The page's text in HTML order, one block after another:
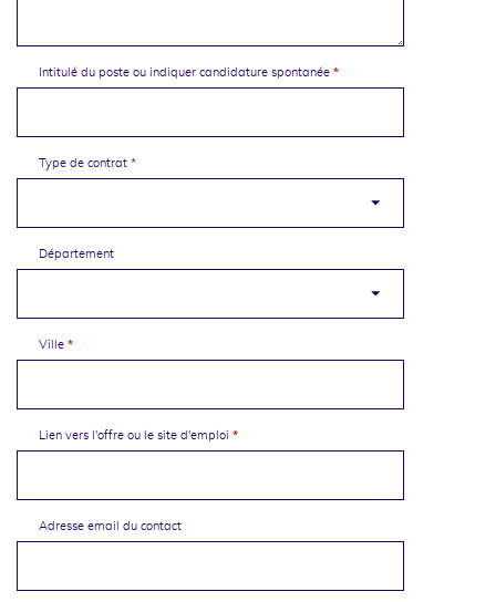
Intitulé du poste ou indiquer candidature spontanée
Type de contrat *
Département
Ville
Lien vers l'offre ou le site d'emploi
Adresse email du contact